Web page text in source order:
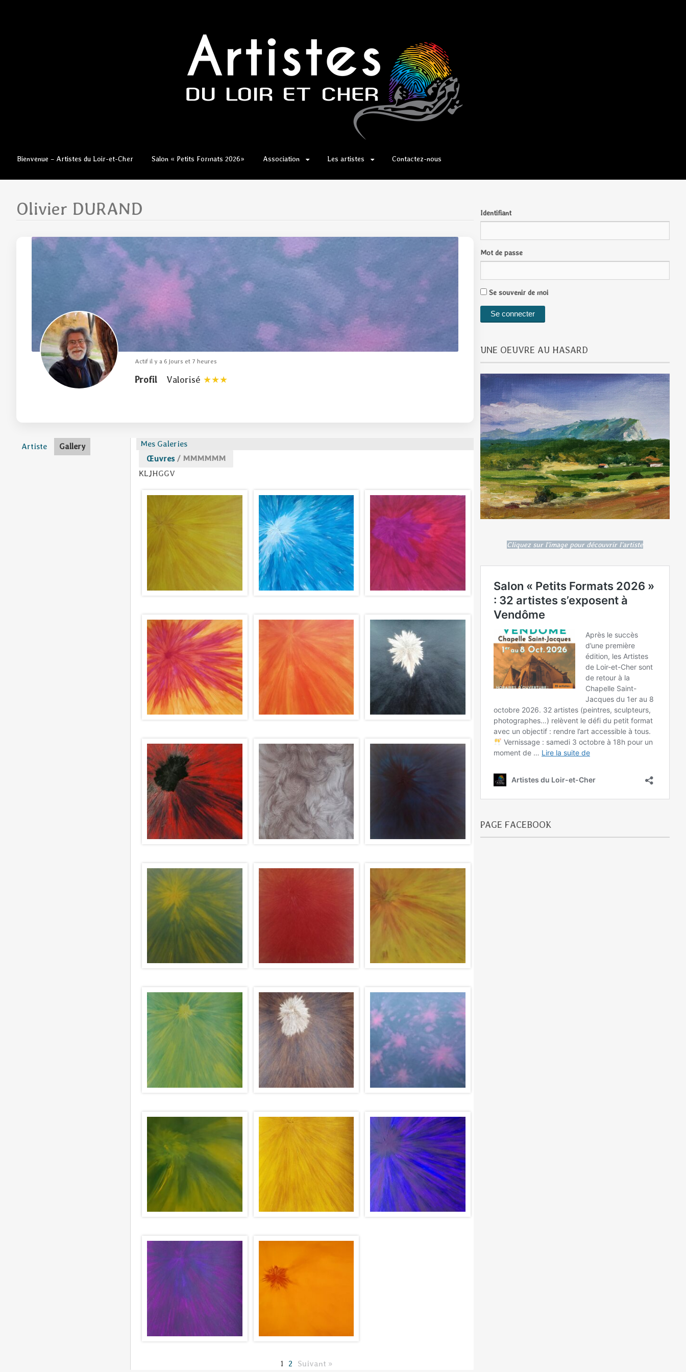
Aller
contenu
Bienvenue – Artistes du Loir-et-Cher Salon « Petits Formats 2026» Association Les artistes Contactez-nous
Olivier DURAND
Actif il y a 6 jours et 7 heures
Profil Valorisé
Artiste Gallery
Mes Galeries
Œuvres / MMMMMM
KLJHGGV
1 2 Suivant »
Identifiant
Mot de passe
Se souvenir de moi
UNE OEUVRE AU HASARD
Cliquez sur l'image pour découvrir l'artiste
PAGE FACEBOOK